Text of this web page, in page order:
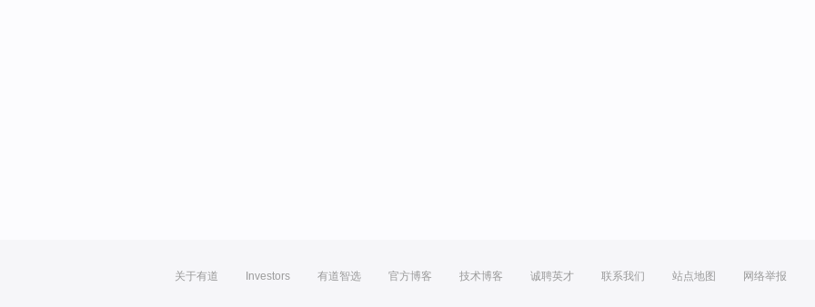
关于有道 Investors 有道智选 官方博客 技术博客 诚聘英才 联系我们 站点地图 网络举报